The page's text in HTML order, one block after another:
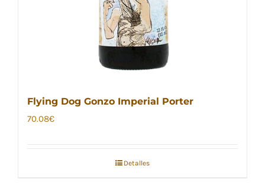
Flying Dog Gonzo Imperial Porter
70.08€
Detalles